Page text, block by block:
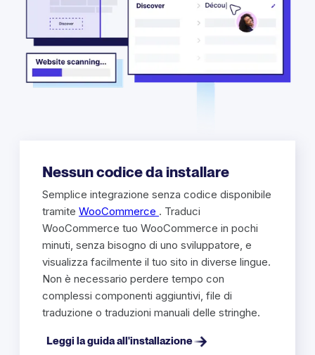
Nessun codice da installare
Semplice integrazione senza codice disponibile
tramite WooCommerce . Traduci
WooCommerce tuo WooCommerce in pochi
minuti, senza bisogno di uno sviluppatore, e
visualizza facilmente il tuo sito in diverse lingue.
Non è necessario perdere tempo con
complessi componenti aggiuntivi, file di
traduzione o traduzioni manuali delle stringhe.
Leggi la guida all'installazione